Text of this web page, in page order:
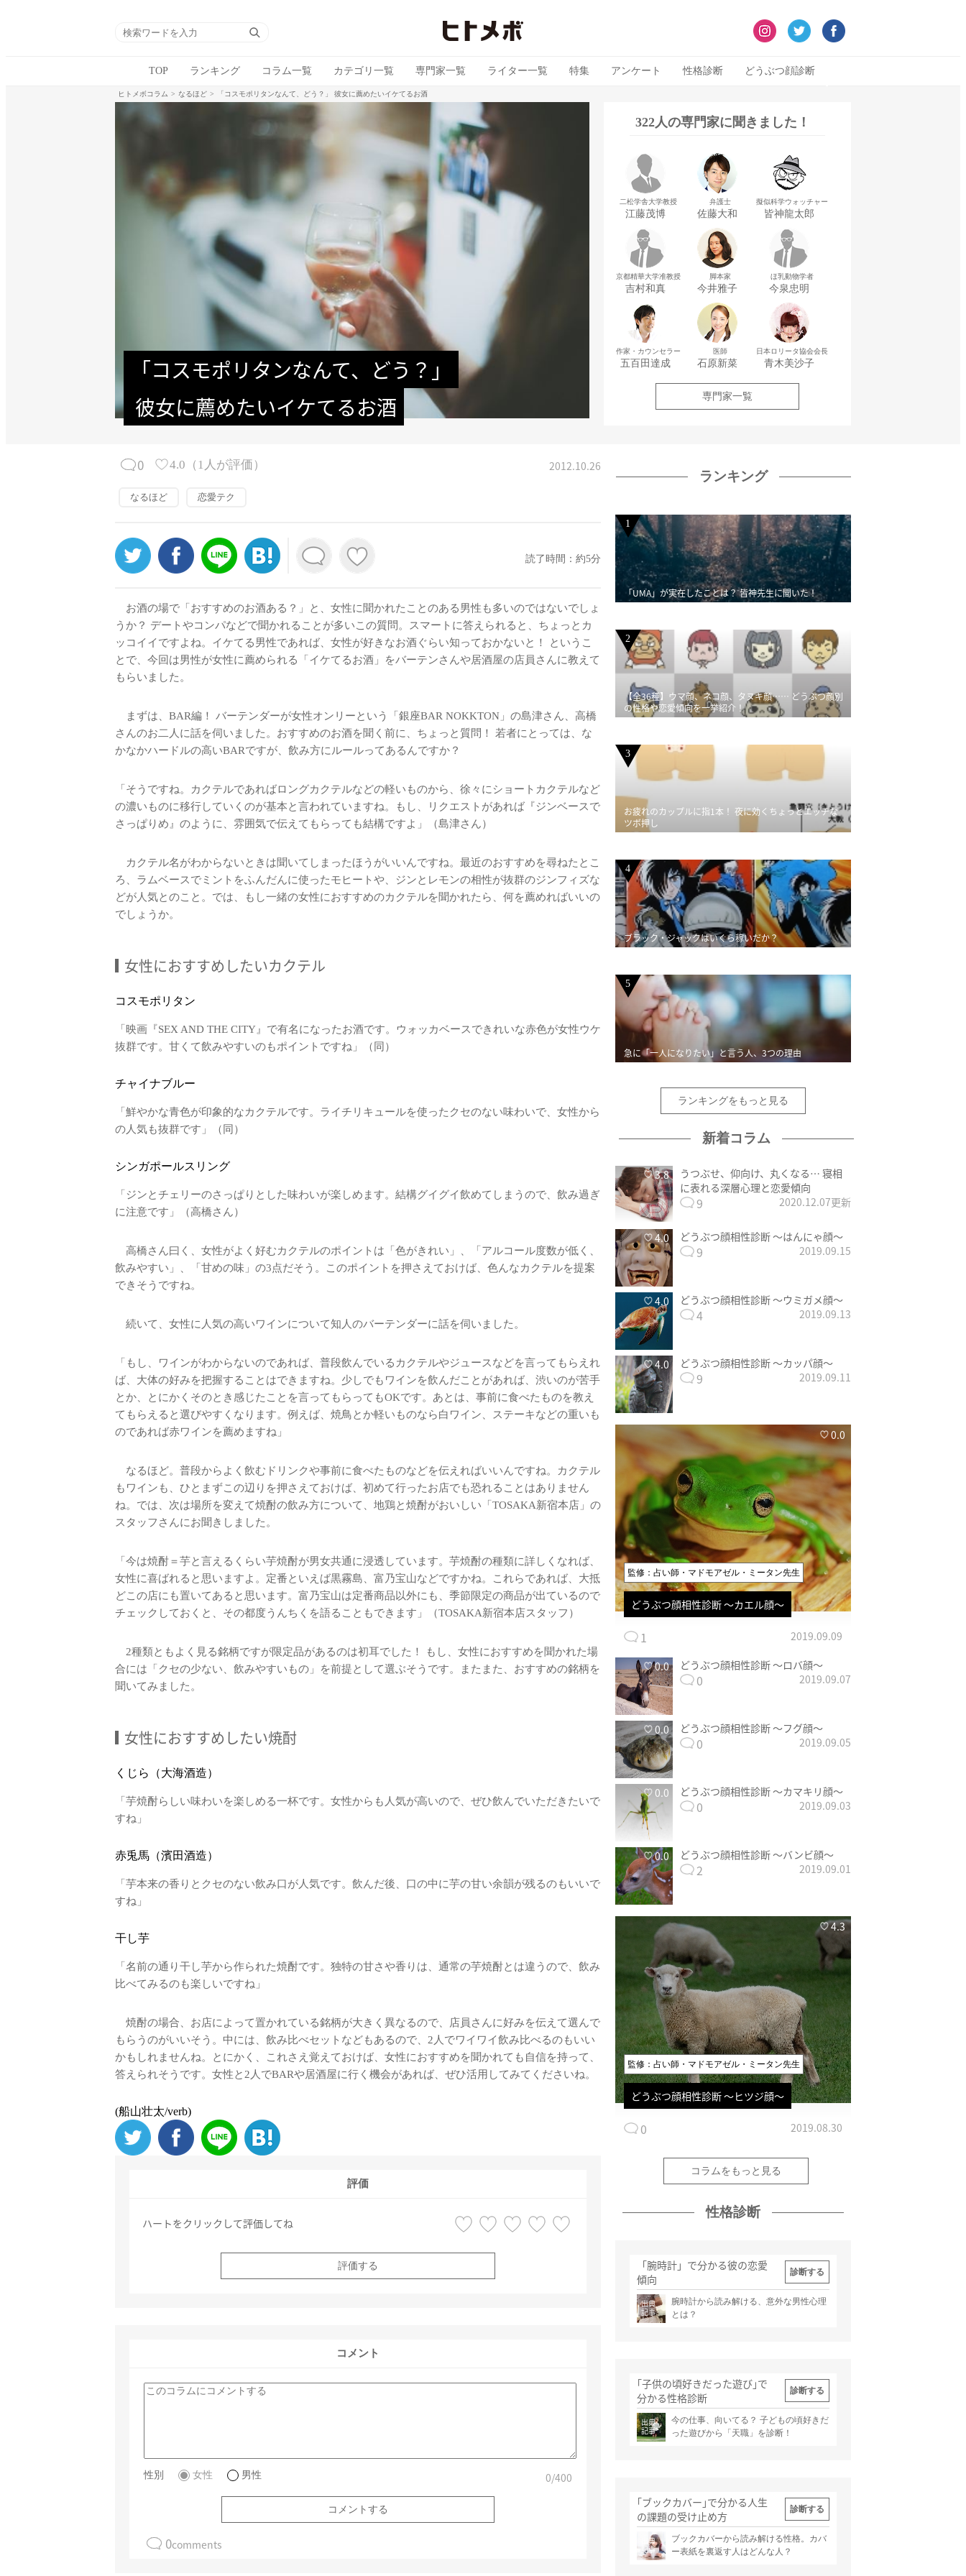
TOP ランキング コラム一覧 カテゴリ一覧 専門家一覧 ライター一覧 特集 アンケート 性格診断 どうぶつ顔診断
ヒトメボコラム なるほど 「コスモポリタンなんて、どう？」 彼女に薦めたいイケてるお酒
「コスモポリタンなんて、どう？」
彼女に薦めたいイケてるお酒
322人の専門家に聞きました！
二松学舎大学教授
江藤茂博
弁護士
佐藤大和
擬似科学ウォッチャー
皆神龍太郎
京都精華大学准教授
吉村和真
脚本家
今井雅子
ほ乳動物学者
今泉忠明
作家・カウンセラー
五百田達成
医師
石原新菜
日本ロリータ協会会長
青木美沙子
専門家一覧
0 4.0 （ 1 人が評価） 2012.10.26
なるほど 恋愛テク
読了時間：約5分
お酒の場で「おすすめのお酒ある？」と、女性に聞かれたことのある男性も多いのではないでしょ
うか？ デートやコンパなどで聞かれることが多いこの質問。スマートに答えられると、ちょっとカ
ッコイイですよね。イケてる男性であれば、女性が好きなお酒ぐらい知っておかないと！ というこ
とで、今回は男性が女性に薦められる「イケてるお酒」をバーテンさんや居酒屋の店員さんに教えて
もらいました。
まずは、BAR編！ バーテンダーが女性オンリーという「銀座BAR NOKKTON」の島津さん、高橋
さんのお二人に話を伺いました。おすすめのお酒を聞く前に、ちょっと質問！ 若者にとっては、な
かなかハードルの高いBARですが、飲み方にルールってあるんですか？
「そうですね。カクテルであればロングカクテルなどの軽いものから、徐々にショートカクテルなど
の濃いものに移行していくのが基本と言われていますね。もし、リクエストがあれば『ジンベースで
さっぱりめ』のように、雰囲気で伝えてもらっても結構ですよ」（島津さん）
カクテル名がわからないときは聞いてしまったほうがいいんですね。最近のおすすめを尋ねたとこ
ろ、ラムベースでミントをふんだんに使ったモヒートや、ジンとレモンの相性が抜群のジンフィズな
どが人気とのこと。では、もし一緒の女性におすすめのカクテルを聞かれたら、何を薦めればいいの
でしょうか。
女性におすすめしたいカクテル
コスモポリタン
「映画『SEX AND THE CITY』で有名になったお酒です。ウォッカベースできれいな赤色が女性ウケ
抜群です。甘くて飲みやすいのもポイントですね」（同）
チャイナブルー
「鮮やかな青色が印象的なカクテルです。ライチリキュールを使ったクセのない味わいで、女性から
の人気も抜群です」（同）
シンガポールスリング
「ジンとチェリーのさっぱりとした味わいが楽しめます。結構グイグイ飲めてしまうので、飲み過ぎ
に注意です」（高橋さん）
高橋さん曰く、女性がよく好むカクテルのポイントは「色がきれい」、「アルコール度数が低く、
飲みやすい」、「甘めの味」の3点だそう。このポイントを押さえておけば、色んなカクテルを提案
できそうですね。
続いて、女性に人気の高いワインについて知人のバーテンダーに話を伺いました。
「もし、ワインがわからないのであれば、普段飲んでいるカクテルやジュースなどを言ってもらえれ
ば、大体の好みを把握することはできますね。少しでもワインを飲んだことがあれば、渋いのが苦手
とか、とにかくそのとき感じたことを言ってもらってもOKです。あとは、事前に食べたものを教え
てもらえると選びやすくなります。例えば、焼鳥とか軽いものなら白ワイン、ステーキなどの重いも
のであれば赤ワインを薦めますね」
なるほど。普段からよく飲むドリンクや事前に食べたものなどを伝えればいいんですね。カクテル
もワインも、ひとまずこの辺りを押さえておけば、初めて行ったお店でも恐れることはありません
ね。では、次は場所を変えて焼酎の飲み方について、地鶏と焼酎がおいしい「TOSAKA新宿本店」の
スタッフさんにお聞きしました。
「今は焼酎＝芋と言えるくらい芋焼酎が男女共通に浸透しています。芋焼酎の種類に詳しくなれば、
女性に喜ばれると思いますよ。定番といえば黒霧島、富乃宝山などですかね。これらであれば、大抵
どこの店にも置いてあると思います。富乃宝山は定番商品以外にも、季節限定の商品が出ているので
チェックしておくと、その都度うんちくを語ることもできます」（TOSAKA新宿本店スタッフ）
2種類ともよく見る銘柄ですが限定品があるのは初耳でした！ もし、女性におすすめを聞かれた場
合には「クセの少ない、飲みやすいもの」を前提として選ぶそうです。またまた、おすすめの銘柄を
聞いてみました。
女性におすすめしたい焼酎
くじら（大海酒造）
「芋焼酎らしい味わいを楽しめる一杯です。女性からも人気が高いので、ぜひ飲んでいただきたいで
すね」
赤兎馬（濱田酒造）
「芋本来の香りとクセのない飲み口が人気です。飲んだ後、口の中に芋の甘い余韻が残るのもいいで
すね」
干し芋
「名前の通り干し芋から作られた焼酎です。独特の甘さや香りは、通常の芋焼酎とは違うので、飲み
比べてみるのも楽しいですね」
焼酎の場合、お店によって置かれている銘柄が大きく異なるので、店員さんに好みを伝えて選んで
もらうのがいいそう。中には、飲み比べセットなどもあるので、2人でワイワイ飲み比べるのもいい
かもしれませんね。とにかく、これさえ覚えておけば、女性におすすめを聞かれても自信を持って、
答えられそうです。女性と2人でBARや居酒屋に行く機会があれば、ぜひ活用してみてくださいね。
(船山壮太/verb)
評価
ハートをクリックして評価してね
評価する
コメント
性別 女性 男性 0/400
0comments
ランキング
1
「UMA」が実在したことは？ 皆神先生に聞いた！
2
【全36種】ウマ顔、ネコ顔、タヌキ顔…… どうぶつ顔別
の性格や恋愛傾向を一挙紹介！
3
お疲れのカップルに指1本！ 夜に効くちょっとエッチな
ツボ押し
4
ブラック・ジャックはいくら稼いだか？
5
急に「一人になりたい」と言う人、3つの理由
ランキングをもっと見る
新着コラム
3.8
うつぶせ、仰向け、丸くなる… 寝相
に表れる深層心理と恋愛傾向
9 2020.12.07更新
4.0 どうぶつ顔相性診断 〜はんにゃ顔〜
9 2019.09.15
4.0 どうぶつ顔相性診断 〜ウミガメ顔〜
4 2019.09.13
4.0 どうぶつ顔相性診断 〜カッパ顔〜
9 2019.09.11
0.0
監修：占い師・マドモアゼル・ミータン先生
どうぶつ顔相性診断 〜カエル顔〜
1 2019.09.09
0.0 どうぶつ顔相性診断 〜ロバ顔〜
0 2019.09.07
0.0 どうぶつ顔相性診断 〜フグ顔〜
0 2019.09.05
0.0 どうぶつ顔相性診断 〜カマキリ顔〜
0 2019.09.03
0.0 どうぶつ顔相性診断 〜バンビ顔〜
2 2019.09.01
4.3
監修：占い師・マドモアゼル・ミータン先生
どうぶつ顔相性診断 〜ヒツジ顔〜
0 2019.08.30
コラムをもっと見る
性格診断
「腕時計」で分かる彼の恋愛
傾向
診断する
出典
記事
腕時計から読み解ける、意外な男性心理
とは？
｢子供の頃好きだった遊び｣で
分かる性格診断
診断する
出典
記事
今の仕事、向いてる？ 子どもの頃好きだ
った遊びから「天職」を診断！
｢ブックカバー｣で分かる人生
の課題の受け止め方
診断する
出典
記事
ブックカバーから読み解ける性格。カバ
ー表紙を裏返す人はどんな人？